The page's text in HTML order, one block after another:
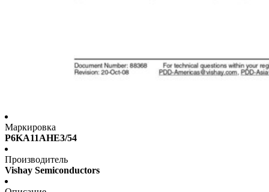
Маркировка
P6KA11AHE3/54
Производитель
Vishay Semiconductors